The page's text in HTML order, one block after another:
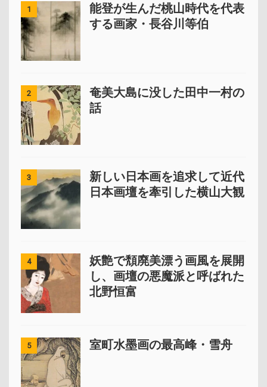
1
能登が生んだ桃山時代を代表
する画家・長谷川等伯
2
奄美大島に没した田中一村の
話
3
新しい日本画を追求して近代
日本画壇を牽引した横山大観
4
妖艶で頽廃美漂う画風を展開
し、画壇の悪魔派と呼ばれた
北野恒富
5 室町水墨画の最高峰・雪舟